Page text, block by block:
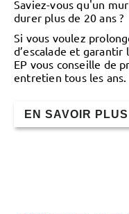
Saviez-vous qu'un
durer plus de 20 ans ?
Si vous voulez
d’escalade et
EP vous conseille de
entretien tous les ans.
EN SAVOIR PLUS